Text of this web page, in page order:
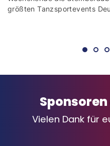
größten Tanzsportevents
Vielen Dank für